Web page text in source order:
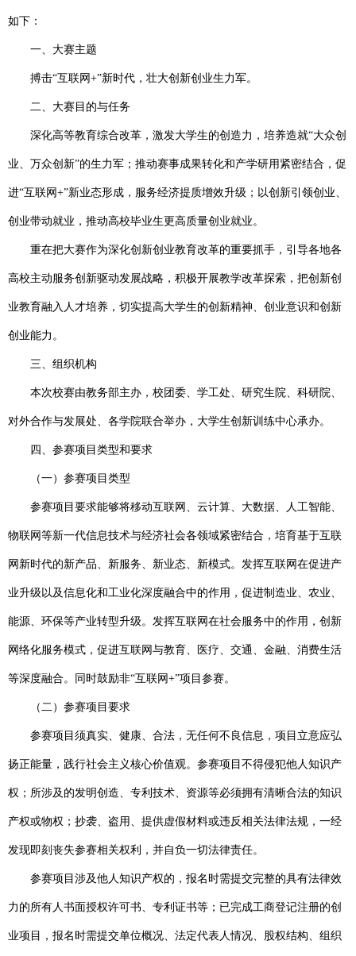
如下：
一、大赛主题
搏击“互联网 +”新时代，壮大创新创业生力军。
二、大赛目的与任务
深化高等教育综合改革，激发大学生的创造力，培养造就“大众创
业、万众创新”的生力军；推动赛事成果转化和产学研用紧密结合，促
进“互联网 +”新业态形成，服务经济提质增效升级；以创新引领创业、
创业带动就业，推动高校毕业生更高质量创业就业。
重在把大赛作为深化创新创业教育改革的重要抓手，引导各地各
高校主动服务创新驱动发展战略，积极开展教学改革探索，把创新创
业教育融入人才培养，切实提高大学生的创新精神、创业意识和创新
创业能力。
三、组织机构
本次校赛由教务部主办，校团委、学工处、研究生院、科研院、
对外合作与发展处、各学院联合举办，大学生创新训练中心承办。
四、参赛项目类型和要求
（一）参赛项目类型
参赛项目要求能够将移动互联网、云计算、大数据、人工智能、
物联网等新一代信息技术与经济社会各领域紧密结合，培育基于互联
网新时代的新产品、新服务、新业态、新模式。发挥互联网在促进产
业升级以及信息化和工业化深度融合中的作用，促进制造业、农业、
能源、环保等产业转型升级。发挥互联网在社会服务中的作用，创新
网络化服务模式，促进互联网与教育、医疗、交通、金融、消费生活
等深度融合。同时鼓励非“互联网 +”项目参赛。
（二）参赛项目要求
参赛项目须真实、健康、合法，无任何不良信息，项目立意应弘
扬正能量，践行社会主义核心价值观。参赛项目不得侵犯他人知识产
权；所涉及的发明创造、专利技术、资源等必须拥有清晰合法的知识
产权或物权；抄袭、盗用、提供虚假材料或违反相关法律法规，一经
发现即刻丧失参赛相关权利，并自负一切法律责任。
参赛项目涉及他人知识产权的，报名时需提交完整的具有法律效
力的所有人书面授权许可书、专利证书等；已完成工商登记注册的创
业项目，报名时需提交单位概况、法定代表人情况、股权结构、组织